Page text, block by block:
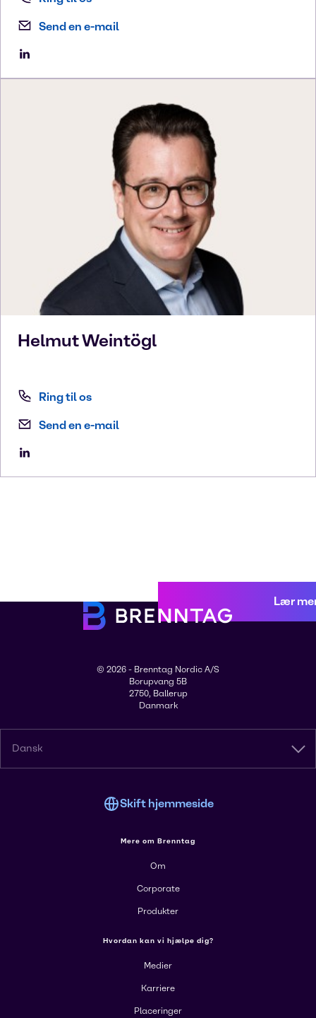
Send en e-mail
HelmutWeintögl
Ring til os
Send en e-mail
Lær
© 2026 - Brenntag Nordic A/S
Borupvang 5B
2750, Ballerup
Danmark
Dansk
Skift hjemmeside
Mere om Brenntag
Om
Corporate
Produkter
Hvordan kan vi hjælpe dig?
Medier
Karriere
Placeringer